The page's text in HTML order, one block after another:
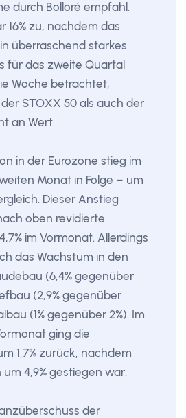
durch Bolloré empfahl.
16% zu, nachdem das
überraschend starkes
für das zweite Quartal
Woche betrachtet,
STOXX 50 als auch der
an Wert.
in der Eurozone stieg im
Monat in Folge – um
Dieser Anstieg
oben revidierte
im Vormonat. Allerdings
das Wachstum in den
(6,4% gegenüber
(2,9% gegenüber
(1% gegenüber 2%). Im
ging die
1,7% zurück, nachdem
4,9% gestiegen war.
der